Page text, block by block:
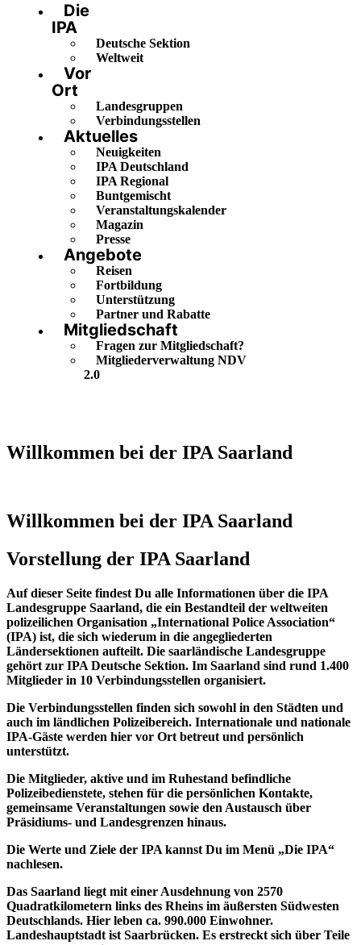
Die
IPA
Deutsche Sektion
Weltweit
Vor
Ort
Landesgruppen
Verbindungsstellen
Aktuelles
Neuigkeiten
IPA Deutschland
IPA Regional
Buntgemischt
Veranstaltungskalender
Magazin
Presse
Angebote
Reisen
Fortbildung
Unterstützung
Partner und Rabatte
Mitgliedschaft
Fragen zur Mitgliedschaft?
Mitgliederverwaltung NDV
2.0
Willkommen bei der IPA Saarland
Willkommen bei der IPA Saarland
Vorstellung der IPA Saarland
Auf dieser Seite findest Du alle Informationen über die IPA
Landesgruppe Saarland, die ein Bestandteil der weltweiten
polizeilichen Organisation „International Police Association“
(IPA) ist, die sich wiederum in die angegliederten
Ländersektionen aufteilt. Die saarländische Landesgruppe
gehört zur IPA Deutsche Sektion. Im Saarland sind rund 1.400
Mitglieder in 10 Verbindungsstellen organisiert.
Die Verbindungsstellen finden sich sowohl in den Städten und
auch im ländlichen Polizeibereich. Internationale und nationale
IPA-Gäste werden hier vor Ort betreut und persönlich
unterstützt.
Die Mitglieder, aktive und im Ruhestand befindliche
Polizeibedienstete, stehen für die persönlichen Kontakte,
gemeinsame Veranstaltungen sowie den Austausch über
Präsidiums- und Landesgrenzen hinaus.
Die Werte und Ziele der IPA kannst Du im Menü „Die IPA“
nachlesen.
Das Saarland liegt mit einer Ausdehnung von 2570
Quadratkilometern links des Rheins im äußersten Südwesten
Deutschlands. Hier leben ca. 990.000 Einwohner.
Landeshauptstadt ist Saarbrücken. Es erstreckt sich über Teile